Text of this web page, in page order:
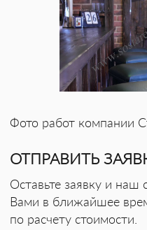
Фото работ компании
ОТПРАВИТЬ
Оставьте заявку и наш
Вами в ближайшее
по расчету стоимости.